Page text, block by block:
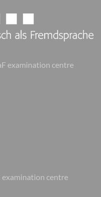
examination centre
examination centre